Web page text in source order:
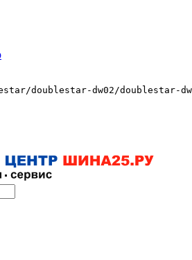
doublestar-dw02/doublestar-